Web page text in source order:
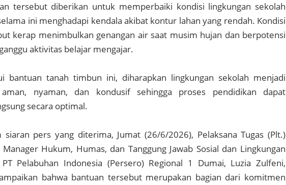
tersebut diberikan untuk memperbaiki kondisi lingkungan sekolah
ini menghadapi kendala akibat kontur lahan yang rendah. Kondisi
kerap menimbulkan genangan air saat musim hujan dan berpotensi
aktivitas belajar mengajar.
bantuan tanah timbun ini, diharapkan lingkungan sekolah menjadi
nyaman, dan kondusif sehingga proses pendidikan dapat
secara optimal.
siaran pers yang diterima, Jumat (26/6/2026), Pelaksana Tugas (Plt.)
Manager Hukum, Humas, dan Tanggung Jawab Sosial dan Lingkungan
PT Pelabuhan Indonesia (Persero) Regional 1 Dumai, Luzia Zulfeni,
bahwa bantuan tersebut merupakan bagian dari komitmen